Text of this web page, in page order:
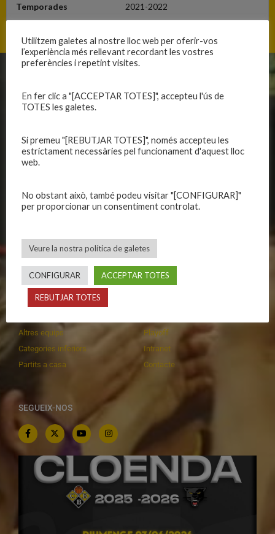
Temporades 2021-2022
Història
Publicacions
Avís legal
Privadesa a les xarxes
Equips masculins
Equips femenins
Patrocinadors
CALENDARIS
Primer Equip Masculí
Primer Equip Femení
Equips federats
Altres equips
Categories inferiors
Partits a casa
Actualitat
Inscripcions
Playoff
Intranet
Contacte
SEGUEIX-NOS
Utilitzem galetes al nostre lloc web per oferir-vos
l’experiència més rellevant recordant les vostres
preferències i repetint visites.
En fer clic a "[ACCEPTAR TOTES]", accepteu l'ús de
TOTES les galetes.
Si premeu "[REBUTJAR TOTES]", només accepteu les
estrictament necessàries pel funcionament d'aquest lloc
web.
No obstant això, també podeu visitar "[CONFIGURAR]"
per proporcionar un consentiment controlat.
Veure la nostra política de galetes
CONFIGURAR ACCEPTAR TOTES
REBUTJAR TOTES